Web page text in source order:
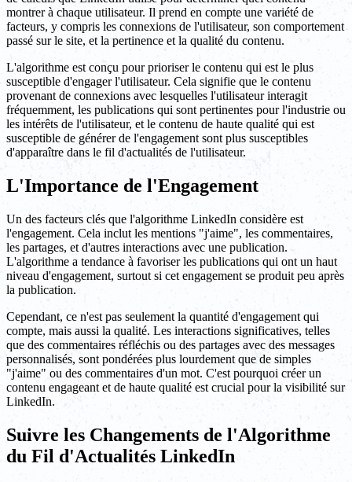
montrer à chaque utilisateur. Il prend en compte une variété de
facteurs, y compris les connexions de l'utilisateur, son comportement
passé sur le site, et la pertinence et la qualité du contenu.
L'algorithme est conçu pour prioriser le contenu qui est le plus
susceptible d'engager l'utilisateur. Cela signifie que le contenu
provenant de connexions avec lesquelles l'utilisateur interagit
fréquemment, les publications qui sont pertinentes pour l'industrie ou
les intérêts de l'utilisateur, et le contenu de haute qualité qui est
susceptible de générer de l'engagement sont plus susceptibles
d'apparaître dans le fil d'actualités de l'utilisateur.
L'Importance de l'Engagement
Un des facteurs clés que l'algorithme LinkedIn considère est
l'engagement. Cela inclut les mentions "j'aime", les commentaires,
les partages, et d'autres interactions avec une publication.
L'algorithme a tendance à favoriser les publications qui ont un haut
niveau d'engagement, surtout si cet engagement se produit peu après
la publication.
Cependant, ce n'est pas seulement la quantité d'engagement qui
compte, mais aussi la qualité. Les interactions significatives, telles
que des commentaires réfléchis ou des partages avec des messages
personnalisés, sont pondérées plus lourdement que de simples
"j'aime" ou des commentaires d'un mot. C'est pourquoi créer un
contenu engageant et de haute qualité est crucial pour la visibilité sur
LinkedIn.
Suivre les Changements de l'Algorithme
du Fil d'Actualités LinkedIn